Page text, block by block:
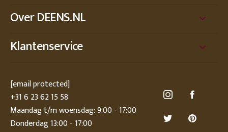
Over DEENS.NL
Klantenservice
[email protected]
+31 6 23 62 15 58
Maandag t/m woensdag: 9:00 - 17:00
Donderdag 13:00 - 17:00